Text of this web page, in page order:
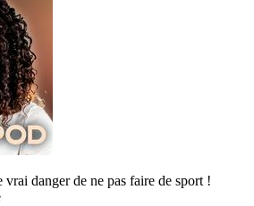
danger de ne pas faire de sport !